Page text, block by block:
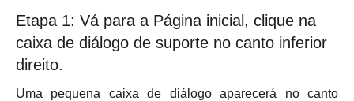
Etapa 1: Vá para a Página inicial, clique na
caixa de diálogo de suporte no canto inferior
direito.
Uma pequena caixa de diálogo aparecerá no canto